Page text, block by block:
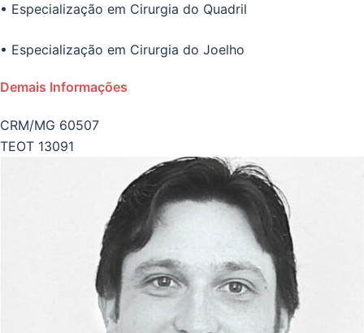
• Especialização em Cirurgia do Quadril
• Especialização em Cirurgia do Joelho
Demais Informações
CRM/MG 60507
TEOT 13091